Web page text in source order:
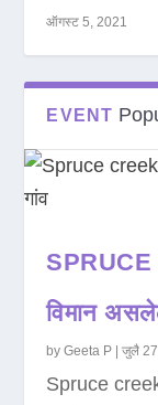
ऑगस्ट 5, 2021
EVENT
SPRUCE
विमान
byGeeta P |जुलै
Spruce creek